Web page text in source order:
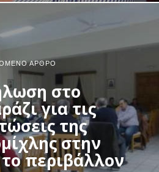
ΆΡΘΡΟ
στο
για τις
της
στην
το περιβάλλον